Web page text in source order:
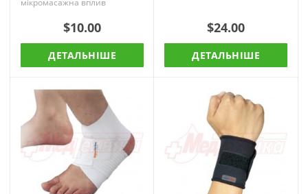
Застосовується для
профілактики ушкоджень
суглобів і м'язів при..
$10.00
ДЕТАЛЬНІШЕ
$24.00
ДЕТАЛЬНІШЕ